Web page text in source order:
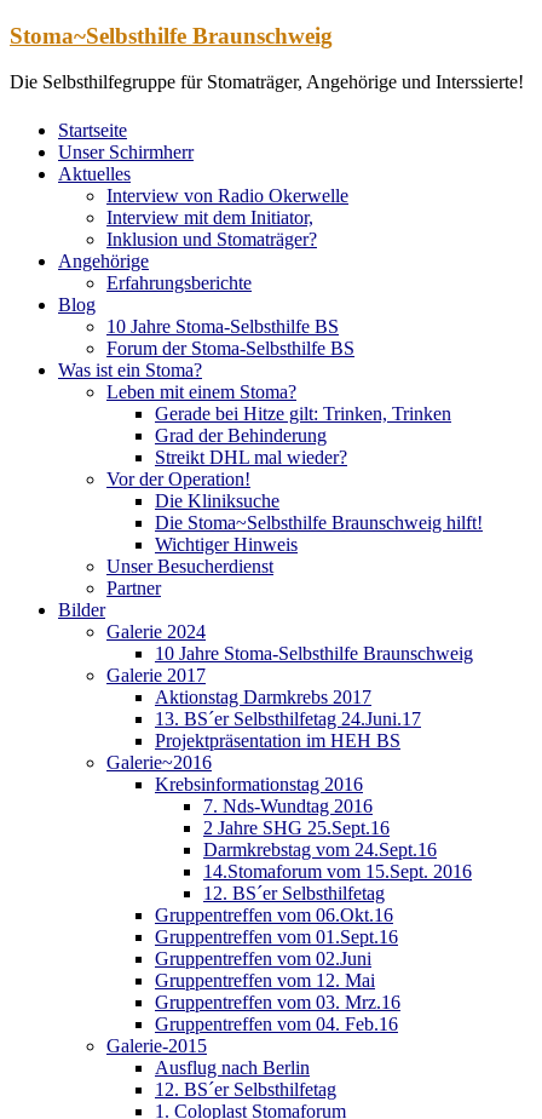
Zum
springen
Stoma~Selbsthilfe Braunschweig
Die Selbsthilfegruppe für Stomaträger, Angehörige und Interssierte!
Startseite
Unser Schirmherr
Aktuelles
Interview von Radio Okerwelle
Interview mit dem Initiator,
Inklusion und Stomaträger?
Angehörige
Erfahrungsberichte
Blog
10 Jahre Stoma-Selbsthilfe BS
Forum der Stoma-Selbsthilfe BS
Was ist ein Stoma?
Leben mit einem Stoma?
Gerade bei Hitze gilt: Trinken, Trinken
Grad der Behinderung
Streikt DHL mal wieder?
Vor der Operation!
Die Kliniksuche
Die Stoma~Selbsthilfe Braunschweig hilft!
Wichtiger Hinweis
Unser Besucherdienst
Partner
Bilder
Galerie 2024
10 Jahre Stoma-Selbsthilfe Braunschweig
Galerie 2017
Aktionstag Darmkrebs 2017
13. BS´er Selbsthilfetag 24.Juni.17
Projektpräsentation im HEH BS
Galerie~2016
Krebsinformationstag 2016
7. Nds-Wundtag 2016
2 Jahre SHG 25.Sept.16
Darmkrebstag vom 24.Sept.16
14.Stomaforum vom 15.Sept. 2016
12. BS´er Selbsthilfetag
Gruppentreffen vom 06.Okt.16
Gruppentreffen vom 01.Sept.16
Gruppentreffen vom 02.Juni
Gruppentreffen vom 12. Mai
Gruppentreffen vom 03. Mrz.16
Gruppentreffen vom 04. Feb.16
Galerie-2015
Ausflug nach Berlin
12. BS´er Selbsthilfetag
1. Coloplast Stomaforum